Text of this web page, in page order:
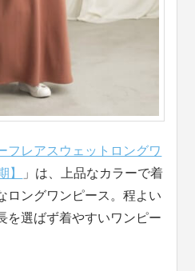
レアスウェットロングワ
】
」は、上品なカラーで着
ロングワンピース。程よい
を選ばず着やすいワンピー